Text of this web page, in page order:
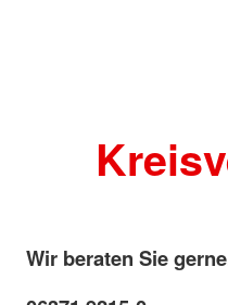
Wir beraten Sie